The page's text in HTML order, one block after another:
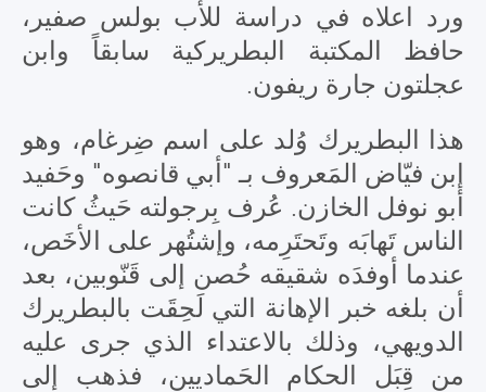
ورد اعلاه في دراسة للأب بولس صفير،
حافظ المكتبة البطريركية سابقاً وابن
عجلتون جارة ريفون.
هذا البطريرك وُلد على اسم ضِرغام، وهو
إبن فيّاض المَعروف بـ "أبي قانصوه" وحَفيد
أبو نوفل الخازن. عُرف بِرجولته حَيثُ كانت
الناس تَهابَه وتَحتَرِمه، وإشتُهر على الأخَص،
عندما أوفدَه شقيقه حُصن إلى قَنّوبين، بعد
أن بلغه خبر الإهانة التي لَحِقَت بالبطريرك
الدويهي، وذلك بالاعتداء الذي جرى عليه
من قِبَل الحكام الحَماديين، فذهب إلى